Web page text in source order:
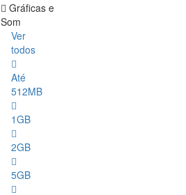
Gráficas e
Som
Ver
todos
Até
512MB
1GB
2GB
5GB